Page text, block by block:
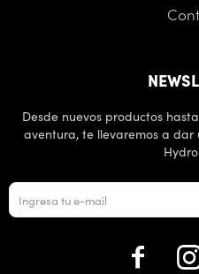
Desde nuevos productos
aventura, te llevaremos a
